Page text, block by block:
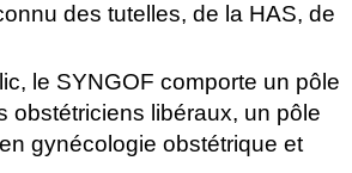
des tutelles, de la HAS, de
le SYNGOF comporte un pôle
obstétriciens libéraux, un pôle
gynécologie obstétrique et